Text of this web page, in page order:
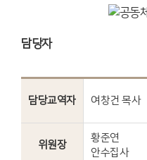
담당자
담당교역자 여창건 목사
위원장
황준연
안수집사